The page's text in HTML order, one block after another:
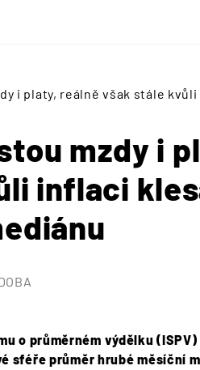
i platy, reálně však stále
mzdy i
inflaci
o průměrném výdělku
sféře průměr hrubé měsíční